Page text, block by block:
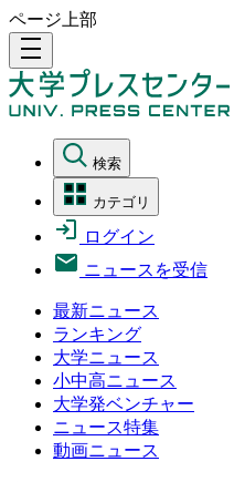
ページ上部
density_medium
検索
カテゴリ
ログイン
ニュースを受信
最新ニュース
ランキング
大学ニュース
小中高ニュース
大学発ベンチャー
ニュース特集
動画ニュース